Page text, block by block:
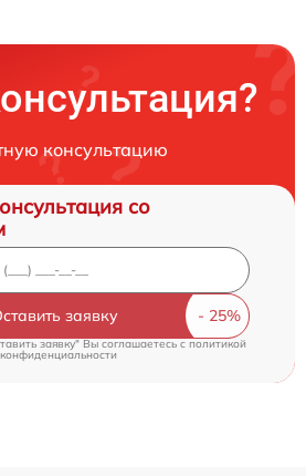
консультацию
со
заявку
заявку" Вы соглашаетесь cполитикой
конфиденциальности